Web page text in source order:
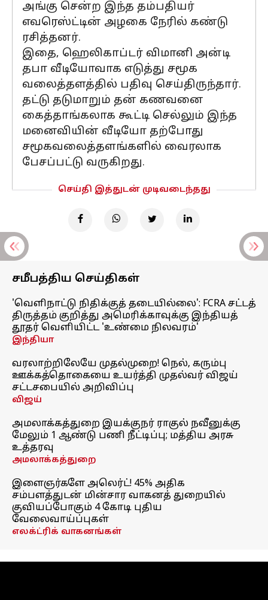
அங்கு சென்ற இந்த தம்பதியர்
எவரெஸ்ட்டின் அழகை நேரில் கண்டு
ரசித்தனர்.
இதை, ஹெலிகாப்டர் விமானி அன்டி
தபா வீடியோவாக எடுத்து சமூக
வலைத்தளத்தில் பதிவு செய்திருந்தார்.
தட்டு தடுமாறும் தன் கணவனை
கைத்தாங்கலாக கூட்டி செல்லும் இந்த
மனைவியின் வீடியோ தற்போது
சமூகவலைத்தளங்களில் வைரலாக
பேசப்பட்டு வருகிறது.
செய்தி இத்துடன் முடிவடைந்தது
சமீபத்திய செய்திகள்
'வெளிநாட்டு நிதிக்குத் தடையில்லை': FCRA சட்டத்
திருத்தம் குறித்து அமெரிக்காவுக்கு இந்தியத்
தூதர் வெளியிட்ட 'உண்மை நிலவரம்'
இந்தியா
வரலாற்றிலேயே முதல்முறை! நெல், கரும்பு
ஊக்கத்தொகையை உயர்த்தி முதல்வர் விஜய்
சட்டசபையில் அறிவிப்பு
விஜய்
அமலாக்கத்துறை இயக்குநர் ராகுல் நவீனுக்கு
மேலும் 1 ஆண்டு பணி நீட்டிப்பு; மத்திய அரசு
உத்தரவு
அமலாக்கத்துறை
இளைஞர்களே அலெர்ட்! 45% அதிக
சம்பளத்துடன் மின்சார வாகனத் துறையில்
குவியப்போகும் 4 கோடி புதிய
வேலைவாய்ப்புகள்
எலக்ட்ரிக் வாகனங்கள்